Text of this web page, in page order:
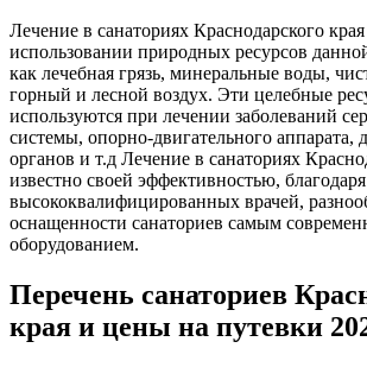
Лечение в санаториях Краснодарского края
использовании природных ресурсов
как лечебная грязь, минеральные воды,
горный и лесной воздух. Эти целебные
используются при лечении заболеваний
системы, опорно-двигательного аппарата,
органов и т.д Лечение в санаториях
известно своей эффективностью,
высококвалифицированных врачей,
оснащенности санаториев самым
оборудованием.
Перечень санаториев
края и цены на путевки